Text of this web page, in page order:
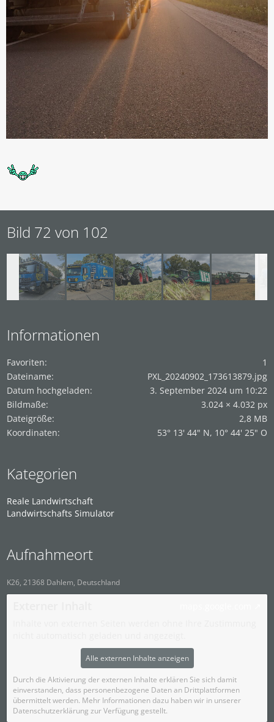
Bild 72 von 102
Informationen
Favoriten
1
Dateiname
PXL_20240902_173613879.jpg
Datum hochgeladen
3. September 2024 um 10:22
Bildmaße
3.024 × 4.032 px
Dateigröße
2,8 MB
Koordinaten
53° 13' 44" N, 10° 44' 25" O
Kategorien
Reale Landwirtschaft
Landwirtschafts Simulator
Aufnahmeort
K26, 21368 Dahlem, Deutschland
Alle externen Inhalte anzeigen
Durch die Aktivierung der externen Inhalte erklären Sie sich damit
einverstanden, dass personenbezogene Daten an Drittplattformen
übermittelt werden. Mehr Informationen dazu haben wir in unserer
Datenschutzerklärung zur Verfügung gestellt.